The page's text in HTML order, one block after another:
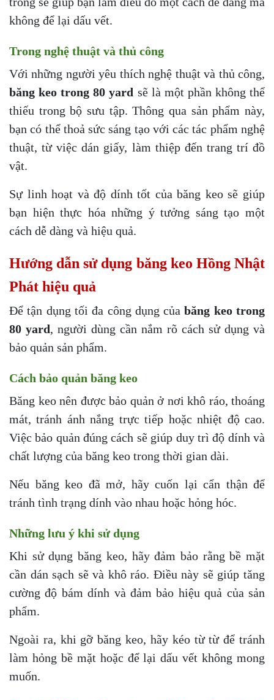
không để lại dấu vết.
Trong nghệ thuật và thủ công
Với những người yêu thích nghệ thuật và thủ công,
băng keo trong 80 yard sẽ là một phần không thể
thiếu trong bộ sưu tập. Thông qua sản phẩm này,
bạn có thể thoả sức sáng tạo với các tác phẩm nghệ
thuật, từ việc dán giấy, làm thiệp đến trang trí đồ
vật.
Sự linh hoạt và độ dính tốt của băng keo sẽ giúp
bạn hiện thực hóa những ý tưởng sáng tạo một
cách dễ dàng và hiệu quả.
Hướng dẫn sử dụng băng keo Hồng Nhật
Phát hiệu quả
Để tận dụng tối đa công dụng củabăng keo trong
80 yard, người dùng cần nắm rõ cách sử dụng và
bảo quản sản phẩm.
Cách bảo quản băng keo
Băng keo nên được bảo quản ở nơi khô ráo, thoáng
mát, tránh ánh nắng trực tiếp hoặc nhiệt độ cao.
Việc bảo quản đúng cách sẽ giúp duy trì độ dính và
chất lượng của băng keo trong thời gian dài.
Nếu băng keo đã mở, hãy cuốn lại cẩn thận để
tránh tình trạng dính vào nhau hoặc hỏng hóc.
Những lưu ý khi sử dụng
Khi sử dụng băng keo, hãy đảm bảo rằng bề mặt
cần dán sạch sẽ và khô ráo. Điều này sẽ giúp tăng
cường độ bám dính và đảm bảo hiệu quả của sản
phẩm.
Ngoài ra, khi gỡ băng keo, hãy kéo từ từ để tránh
làm hỏng bề mặt hoặc để lại dấu vết không mong
muốn.